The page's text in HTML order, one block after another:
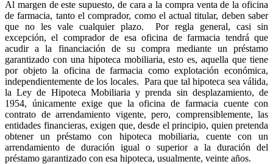
Al margen de este supuesto, de cara a la compra venta de la oficina
de farmacia, tanto el comprador, como el actual titular, deben saber
que no les vale cualquier plazo.
Por regla general, casi sin
excepción, el comprador de esa oficina de farmacia tendrá que
acudir a la financiación de su compra mediante un préstamo
garantizado con una hipoteca mobiliaria, esto es, aquella que tiene
por objeto la oficina de farmacia como explotación económica,
independientemente de los locales. Para que tal hipoteca sea válida,
la Ley de Hipoteca Mobiliaria y prenda sin desplazamiento, de
1954, únicamente exige que la oficina de farmacia cuente con
contrato de arrendamiento vigente, pero, comprensiblemente, las
entidades financieras, exigen que, desde el principio, quien pretenda
obtener un préstamo con hipoteca mobiliaria, cuente con un
arrendamiento de duración igual o superior a la duración del
préstamo garantizado con esa hipoteca, usualmente, veinte años.